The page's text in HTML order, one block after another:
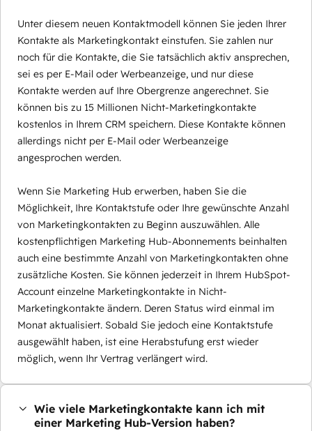
Unter diesem neuen Kontaktmodell können Sie jeden Ihrer
Kontakte als Marketingkontakt einstufen. Sie zahlen nur
noch für die Kontakte, die Sie tatsächlich aktiv ansprechen,
sei es per E-Mail oder Werbeanzeige, und nur diese
Kontakte werden auf Ihre Obergrenze angerechnet. Sie
können bis zu 15 Millionen Nicht-Marketingkontakte
kostenlos in Ihrem CRM speichern. Diese Kontakte können
allerdings nicht per E-Mail oder Werbeanzeige
angesprochen werden.
Wenn Sie Marketing Hub erwerben, haben Sie die
Möglichkeit, Ihre Kontaktstufe oder Ihre gewünschte Anzahl
von Marketingkontakten zu Beginn auszuwählen. Alle
kostenpflichtigen Marketing Hub-Abonnements beinhalten
auch eine bestimmte Anzahl von Marketingkontakten ohne
zusätzliche Kosten. Sie können jederzeit in Ihrem HubSpot-
Account einzelne Marketingkontakte in Nicht-
Marketingkontakte ändern. Deren Status wird einmal im
Monat aktualisiert. Sobald Sie jedoch eine Kontaktstufe
ausgewählt haben, ist eine Herabstufung erst wieder
möglich, wenn Ihr Vertrag verlängert wird.
Wie viele Marketingkontakte kann ich mit
einer Marketing Hub-Version haben?